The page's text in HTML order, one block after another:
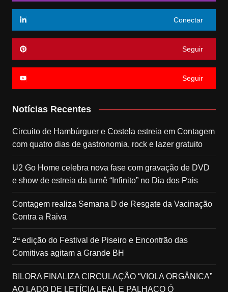
Conectar
Seguir
Seguir
Notícias Recentes
Circuito de Hambúrguer e Costela estreia em Contagem
com quatro dias de gastronomia, rock e lazer gratuito
U2 Go Home celebra nova fase com gravação de DVD
e show de estreia da turnê “Infinito” no Dia dos Pais
Contagem realiza Semana D de Resgate da Vacinação
Contra a Raiva
2ª edição do Festival de Piseiro e Encontrão das
Comitivas agitam a Grande BH
BILORA FINALIZA CIRCULAÇÃO “VIOLA ORGÂNICA”
AO LADO DE LETÍCIA LEAL E PALHAÇO Ó